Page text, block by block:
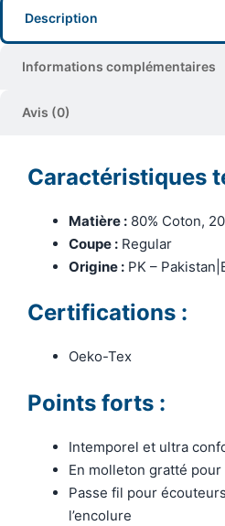
Description
Informations complémentaires
Avis (0)
Caractéristiques
Matière : 80% Coton,
Coupe : Regular
Origine : PK –
Certifications :
Oeko-Tex
Points forts :
Intemporel et ultra
En molleton gratté
Passe fil pour
l’encolure